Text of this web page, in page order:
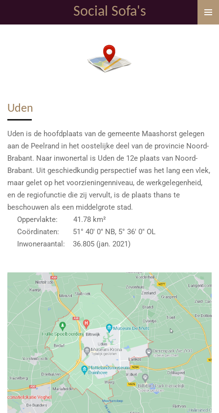
direct
Social Sofa's
Uden
Uden is de hoofdplaats van de gemeente Maashorst gelegen
aan de Peelrand in het oostelijke deel van de provincie Noord-
Brabant. Naar inwonertal is Uden de 12e plaats van Noord-
Brabant. Uit geschiedkundig perspectief was het lang een vlek,
maar gelet op het voorzieningenniveau, de werkgelegenheid,
en de regiofunctie die zij vervult, is de plaats thans te
beschouwen als een middelgrote stad.
Oppervlakte: 41.78 km²
Coördinaten: 51° 40′ 0″ NB, 5° 36′ 0″ OL
Inwoneraantal: 36.805 (jan. 2021)